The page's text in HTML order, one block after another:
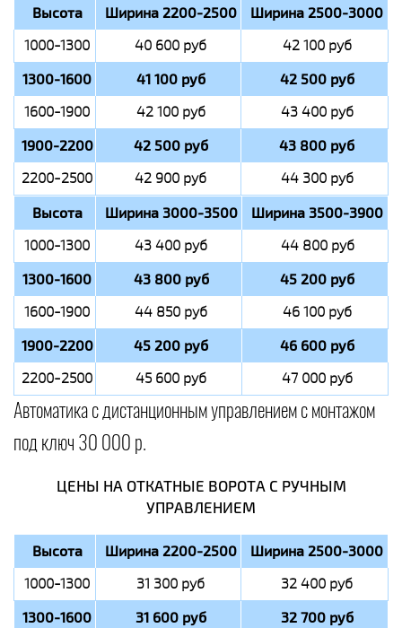
Высота Ширина 2200-2500 Ширина 2500-3000
1000-1300 40 600 руб 42 100 руб
1300-1600 41 100 руб 42 500 руб
1600-1900 42 100 руб 43 400 руб
1900-2200 42 500 руб 43 800 руб
2200-2500 42 900 руб 44 300 руб
Высота Ширина 3000-3500 Ширина 3500-3900
1000-1300 43 400 руб 44 800 руб
1300-1600 43 800 руб 45 200 руб
1600-1900 44 850 руб 46 100 руб
1900-2200 45 200 руб 46 600 руб
2200-2500 45 600 руб 47 000 руб
Автоматика с дистанционным управлением с монтажом
под ключ 30 000 р.
ЦЕНЫ НА ОТКАТНЫЕ ВОРОТА С РУЧНЫМ
УПРАВЛЕНИЕМ
Высота Ширина 2200-2500 Ширина 2500-3000
1000-1300 31 300 руб 32 400 руб
1300-1600 31 600 руб 32 700 руб